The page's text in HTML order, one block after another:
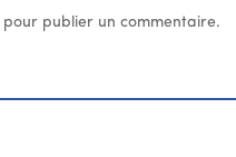
pour publier un commentaire.